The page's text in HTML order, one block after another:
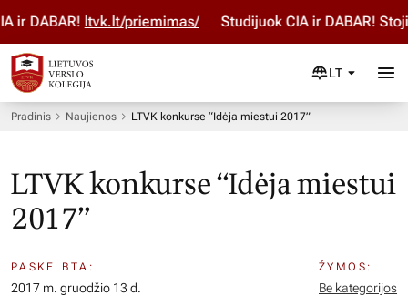
DABAR!ltvk.lt/priemimas/ Studijuok ČIA ir DABAR!
LT
Pradinis Naujienos LTVK konkurse “Idėja miestui 2017”
LTVK konkurse “Idėja miestui
2017”
PASKELBTA:
2017 m. gruodžio 13 d.
ŽYMOS:
Be kategorijos